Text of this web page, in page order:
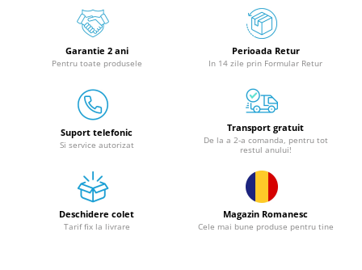
Batoze - mori desfacat porumb
Granulatoare
Mori pentru cereale
Mori pentru fructe si legume
Mori pentru furaje
Mori pentru furaje si resturi
Motoare granulatoare
Piese si accesorii mori
Tocatoare furaje si crengi
Garantie 2 ani
Pentru toate produsele
Perioada Retur
In 14 zile prin Formular Retur
Suport telefonic
Si service autorizat
Transport gratuit
De la a 2-a comanda, pentru tot
restul anului!
Deschidere colet
Tarif fix la livrare
Magazin Romanesc
Cele mai bune produse pentru tine